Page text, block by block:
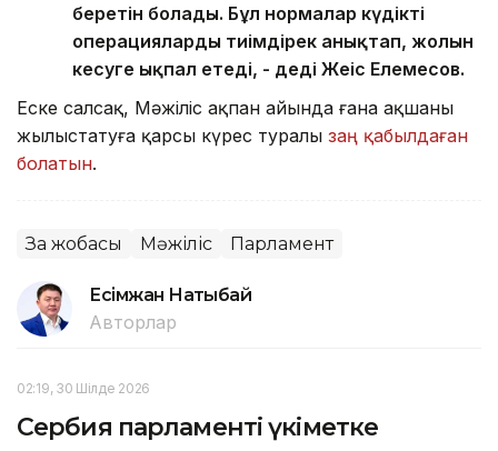
беретін болады. Бұл нормалар күдікті
операцияларды тиімдірек анықтап, жолын
кесуге ықпал етеді, - деді Жеңіс Елемесов.
Еске салсақ, Мәжіліс ақпан айында ғана ақшаны
жылыстатуға қарсы күрес туралы заң қабылдаған
болатын.
Заң жобасы Мәжіліс Парламент
Есімжан Нақтыбай
Авторлар
02:19, 30 Шілде 2026
Сербия парламенті үкіметке